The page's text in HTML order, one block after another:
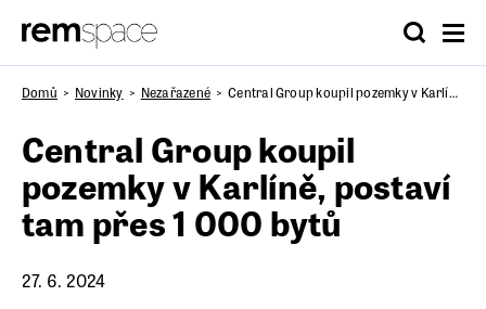
Domů Novinky Nezařazené Central Group koupil pozemky v Karlíně, postaví tam přes 1 000 bytů
Central Group koupil
pozemky v Karlíně, postaví
tam přes 1 000 bytů
27. 6. 2024